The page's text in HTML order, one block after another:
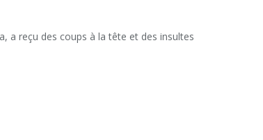
a reçu des coups à la tête et des insultes